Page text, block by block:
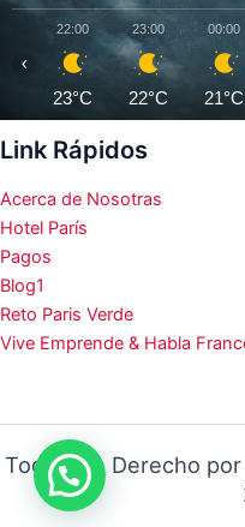
22:00
23°C
23:00
22°C
00:00
21°C
‹
Link Rápidos
Acerca de Nosotras
Hotel París
Pagos
Blog1
Reto Paris Verde
Vive Emprende & Habla
Todos los Derecho